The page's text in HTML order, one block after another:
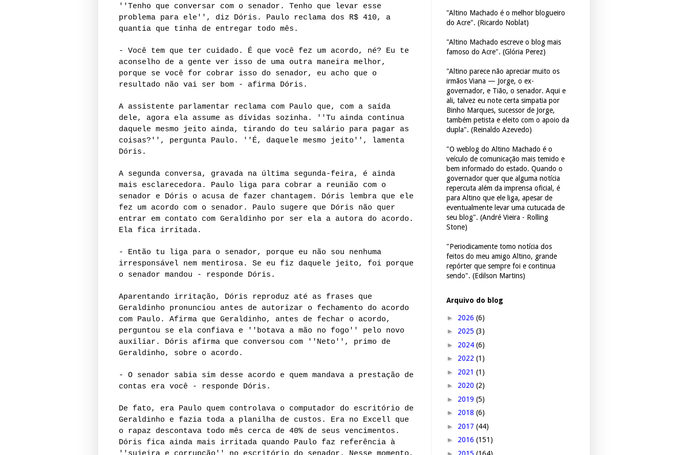
''Tenho que conversar com o senador. Tenho que levar esse
problema para ele'', diz Dóris. Paulo reclama dos R$ 410, a
quantia que tinha de entregar todo mês.
- Você tem que ter cuidado. É que você fez um acordo, né? Eu te
aconselho de a gente ver isso de uma outra maneira melhor,
porque se você for cobrar isso do senador, eu acho que o
resultado não vai ser bom - afirma Dóris.
A assistente parlamentar reclama com Paulo que, com a saída
dele, agora ela assume as dívidas sozinha. ''Tu ainda continua
daquele mesmo jeito ainda, tirando do teu salário para pagar as
coisas?'', pergunta Paulo. ''É, daquele mesmo jeito'', lamenta
Dóris.
A segunda conversa, gravada na última segunda-feira, é ainda
mais esclarecedora. Paulo liga para cobrar a reunião com o
senador e Dóris o acusa de fazer chantagem. Dóris lembra que ele
fez um acordo com o senador. Paulo sugere que Dóris não quer
entrar em contato com Geraldinho por ser ela a autora do acordo.
Ela fica irritada.
- Então tu liga para o senador, porque eu não sou nenhuma
irresponsável nem mentirosa. Se eu fiz daquele jeito, foi porque
o senador mandou - responde Dóris.
Aparentando irritação, Dóris reproduz até as frases que
Geraldinho pronunciou antes de autorizar o fechamento do acordo
com Paulo. Afirma que Geraldinho, antes de fechar o acordo,
perguntou se ela confiava e ''botava a mão no fogo'' pelo novo
auxiliar. Dóris afirma que conversou com ''Neto'', primo de
Geraldinho, sobre o acordo.
- O senador sabia sim desse acordo e quem mandava a prestação de
contas era você - responde Dóris.
De fato, era Paulo quem controlava o computador do escritório de
Geraldinho e fazia toda a planilha de custos. Era no Excell que
o rapaz descontava todo mês cerca de 40% de seus vencimentos.
Dóris fica ainda mais irritada quando Paulo faz referência à
"Altino Machado é o melhor blogueiro
do Acre". (Ricardo Noblat)
"Altino Machado escreve o blog mais
famoso do Acre". (Glória Perez)
"Altino parece não apreciar muito os
irmãos Viana — Jorge, o ex-
governador, e Tião, o senador. Aqui e
ali, talvez eu note certa simpatia por
Binho Marques, sucessor de Jorge,
também petista e eleito com o apoio da
dupla". (Reinaldo Azevedo)
"O weblog do Altino Machado é o
veículo de comunicação mais temido e
bem informado do estado. Quando o
governador quer que alguma notícia
repercuta além da imprensa oficial, é
para Altino que ele liga, apesar de
eventualmente levar uma cutucada de
seu blog". (André Vieira - Rolling
Stone)
"Periodicamente tomo notícia dos
feitos do meu amigo Altino, grande
repórter que sempre foi e continua
sendo". (Edilson Martins)
Arquivo do blog
► 2026 (6)
► 2025 (3)
► 2024 (6)
► 2022 (1)
► 2021 (1)
► 2020 (2)
► 2019 (5)
► 2018 (6)
► 2017 (44)
► 2016 (151)
► 2015 (164)